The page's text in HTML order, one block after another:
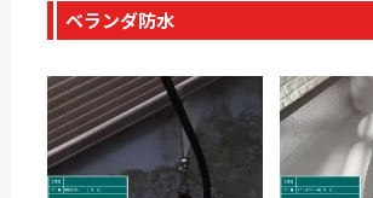
ベランダ防水